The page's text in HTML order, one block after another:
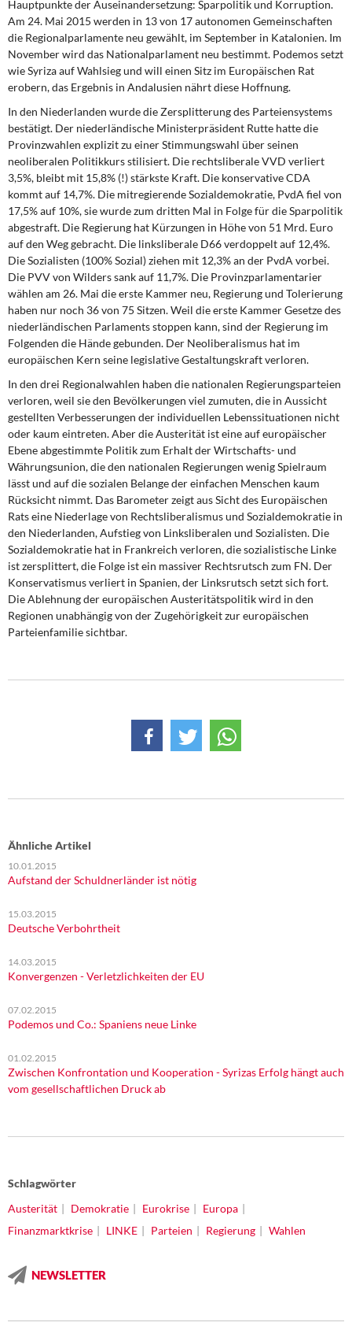
Hauptpunkte der Auseinandersetzung: Sparpolitik und Korruption.
Am 24. Mai 2015 werden in 13 von 17 autonomen Gemeinschaften
die Regionalparlamente neu gewählt, im September in Katalonien. Im
November wird das Nationalparlament neu bestimmt. Podemos setzt
wie Syriza auf Wahlsieg und will einen Sitz im Europäischen Rat
erobern, das Ergebnis in Andalusien nährt diese Hoffnung.
In den Niederlanden wurde die Zersplitterung des Parteiensystems
bestätigt. Der niederländische Ministerpräsident Rutte hatte die
Provinzwahlen explizit zu einer Stimmungswahl über seinen
neoliberalen Politikkurs stilisiert. Die rechtsliberale VVD verliert
3,5%, bleibt mit 15,8% (!) stärkste Kraft. Die konservative CDA
kommt auf 14,7%. Die mitregierende Sozialdemokratie, PvdA fiel von
17,5% auf 10%, sie wurde zum dritten Mal in Folge für die Sparpolitik
abgestraft. Die Regierung hat Kürzungen in Höhe von 51 Mrd. Euro
auf den Weg gebracht. Die linksliberale D66 verdoppelt auf 12,4%.
Die Sozialisten (100% Sozial) ziehen mit 12,3% an der PvdA vorbei.
Die PVV von Wilders sank auf 11,7%. Die Provinzparlamentarier
wählen am 26. Mai die erste Kammer neu, Regierung und Tolerierung
haben nur noch 36 von 75 Sitzen. Weil die erste Kammer Gesetze des
niederländischen Parlaments stoppen kann, sind der Regierung im
Folgenden die Hände gebunden. Der Neoliberalismus hat im
europäischen Kern seine legislative Gestaltungskraft verloren.
In den drei Regionalwahlen haben die nationalen Regierungsparteien
verloren, weil sie den Bevölkerungen viel zumuten, die in Aussicht
gestellten Verbesserungen der individuellen Lebenssituationen nicht
oder kaum eintreten. Aber die Austerität ist eine auf europäischer
Ebene abgestimmte Politik zum Erhalt der Wirtschafts- und
Währungsunion, die den nationalen Regierungen wenig Spielraum
lässt und auf die sozialen Belange der einfachen Menschen kaum
Rücksicht nimmt. Das Barometer zeigt aus Sicht des Europäischen
Rats eine Niederlage von Rechtsliberalismus und Sozialdemokratie in
den Niederlanden, Aufstieg von Linksliberalen und Sozialisten. Die
Sozialdemokratie hat in Frankreich verloren, die sozialistische Linke
ist zersplittert, die Folge ist ein massiver Rechtsrutsch zum FN. Der
Konservatismus verliert in Spanien, der Linksrutsch setzt sich fort.
Die Ablehnung der europäischen Austeritätspolitik wird in den
Regionen unabhängig von der Zugehörigkeit zur europäischen
Parteienfamilie sichtbar.
Ähnliche Artikel
10.01.2015
Aufstand der Schuldnerländer ist nötig
15.03.2015
Deutsche Verbohrtheit
14.03.2015
Konvergenzen - Verletzlichkeiten der EU
07.02.2015
Podemos und Co.: Spaniens neue Linke
01.02.2015
Zwischen Konfrontation und Kooperation - Syrizas Erfolg hängt auch
vom gesellschaftlichen Druck ab
Schlagwörter
Austerität
Demokratie Eurokrise
Europa
Finanzmarktkrise
LINKE Parteien Regierung Wahlen
NEWSLETTER